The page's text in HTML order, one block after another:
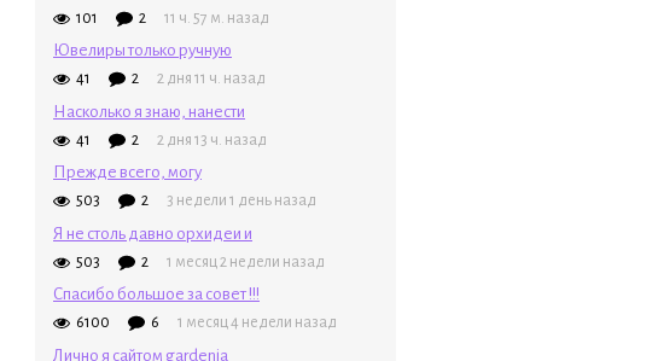
101 2 11 ч. 57 м. назад
Ювелиры только ручную
41 2 2 дня 11 ч. назад
Насколько я знаю, нанести
41 2 2 дня 13 ч. назад
Прежде всего, могу
503 2 3 недели 1 день назад
Я не столь давно орхидеи и
503 2 1 месяц 2 недели назад
Спасибо большое за совет !!!
6100 6 1 месяц 4 недели назад
Лично я сайтом gardenia